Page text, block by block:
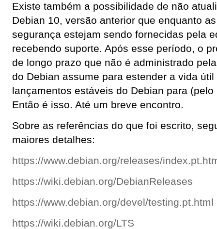
Existe também a possibilidade de não
Debian 10, versão anterior que enquanto
segurança estejam sendo fornecidas pela
recebendo suporte. Após esse período, o
de longo prazo que não é administrado
do Debian assume para estender a vida
lançamentos estáveis do Debian para
Então é isso. Até um breve encontro.
Sobre as referências do que foi escrito,
maiores detalhes:
https://www.debian.org/releases/
https://wiki.debian.org/DebianReleases
https://www.debian.org/devel/testing.pt.html
https://wiki.debian.org/LTS